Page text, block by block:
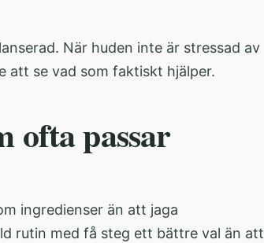
När huden inte är stressad av
att se vad som faktiskt hjälper.
ofta passar
ingredienser än att jaga
rutin med få steg ett bättre val än att